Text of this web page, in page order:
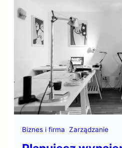
witryny. W tym
optymalizacja dla
często określana
Engine
kluczową rolę w
Biznes i firma Zarządzanie